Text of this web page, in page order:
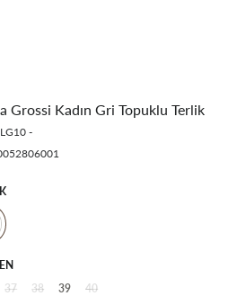
Grossi Kadın Gri Topuklu Terlik
-
37 38 39 40